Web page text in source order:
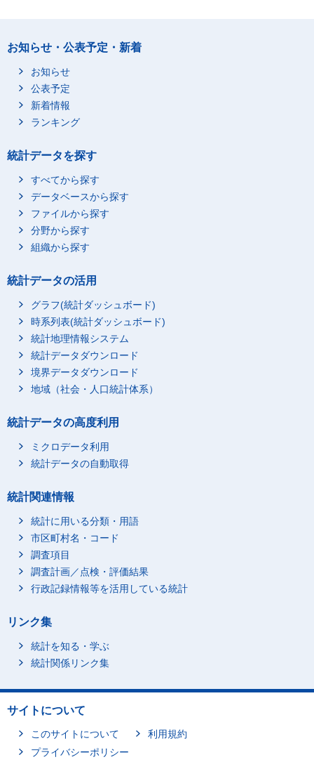
お知らせ・公表予定・新着
お知らせ
公表予定
新着情報
ランキング
統計データを探す
すべてから探す
データベースから探す
ファイルから探す
分野から探す
組織から探す
統計データの活用
グラフ(統計ダッシュボード)
時系列表(統計ダッシュボード)
統計地理情報システム
統計データダウンロード
境界データダウンロード
地域（社会・人口統計体系）
統計データの高度利用
ミクロデータ利用
統計データの自動取得
統計関連情報
統計に用いる分類・用語
市区町村名・コード
調査項目
調査計画／点検・評価結果
行政記録情報等を活用している統計
リンク集
統計を知る・学ぶ
統計関係リンク集
サイトについて
このサイトについて
利用規約
プライバシーポリシー